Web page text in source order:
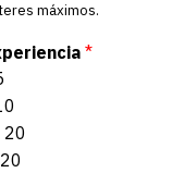
máximos.
*
20